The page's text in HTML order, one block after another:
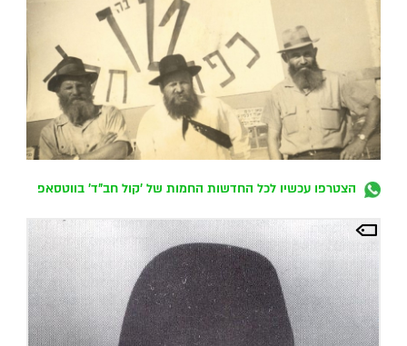
הצטרפו עכשיו לכל החדשות החמות של 'קול חב"ד' בווטסאפ